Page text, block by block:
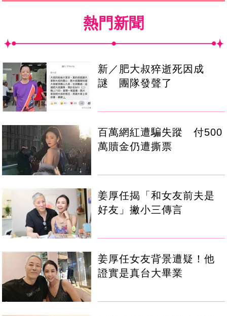
熱門新聞
新／肥大叔猝逝死因成
謎 團隊發聲了
百萬網紅遭騙失蹤 付500
萬贖金仍遭撕票
姜厚任揭「和女友前夫是
好友」撇小三傳言
姜厚任女友背景遭疑！他
證實是真台大畢業